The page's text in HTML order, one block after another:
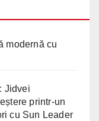
modernă cu
Jidvei
printr-un
cu Sun Leader